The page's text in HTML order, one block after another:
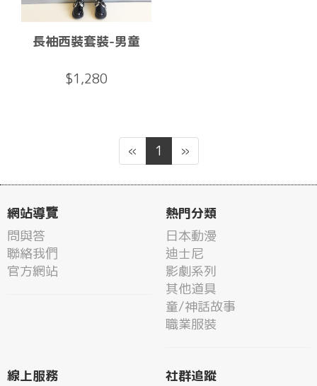
長袖西裝套裝-男童
$1,280
« 1 »
網站導覽
問與答
聯絡我們
官方網站
熱門分類
日本動漫
迪士尼
影劇系列
其他道具
童/神話故事
職業服裝
線上服務
社群追蹤